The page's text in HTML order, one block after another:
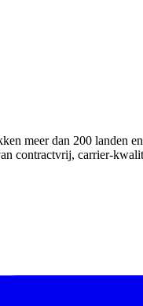
meer dan 200 landen
contractvrij, carrier-